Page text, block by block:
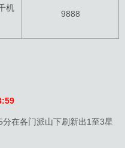
机
9888
在各门派山下刷新出1至3星